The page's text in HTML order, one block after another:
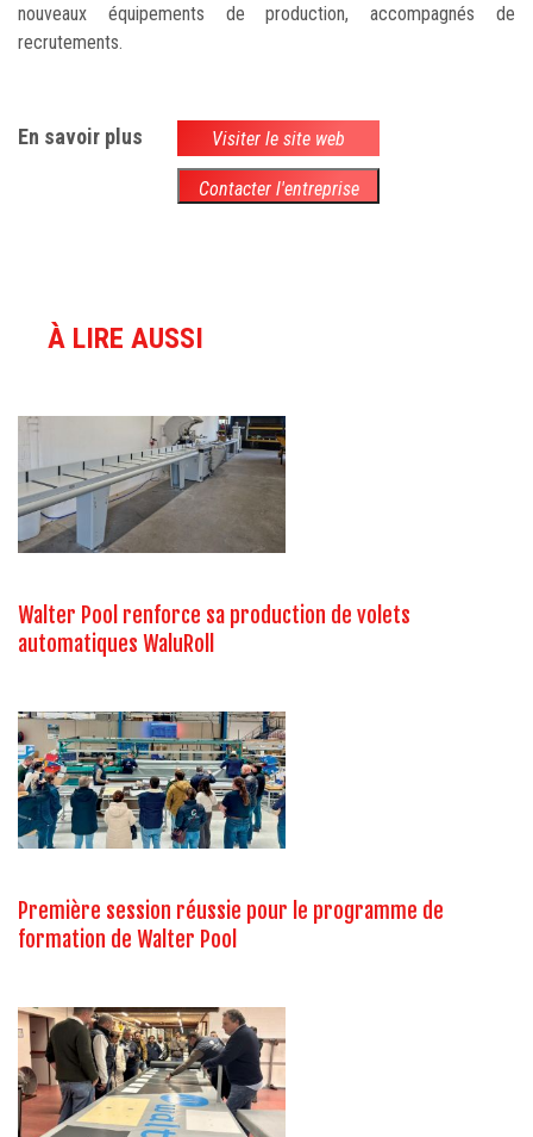
nouveaux équipements de production, accompagnés de
recrutements.
En savoir plus Visiter le site web
Contacter l'entreprise
À LIRE AUSSI
Walter Pool renforce sa production de volets
automatiques WaluRoll
Première session réussie pour le programme de
formation de Walter Pool